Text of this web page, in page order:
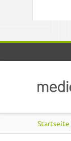
Startseite